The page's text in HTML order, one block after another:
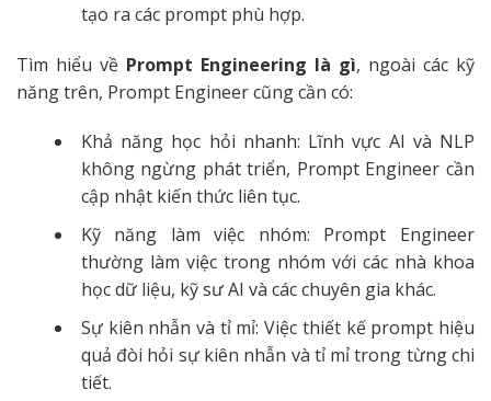
tạo ra các prompt phù hợp.
Tìm hiểu về Prompt Engineering là gì, ngoài các kỹ
năng trên, Prompt Engineer cũng cần có:
Khả năng học hỏi nhanh: Lĩnh vực AI và NLP
không ngừng phát triển, Prompt Engineer cần
cập nhật kiến thức liên tục.
Kỹ năng làm việc nhóm: Prompt Engineer
thường làm việc trong nhóm với các nhà khoa
học dữ liệu, kỹ sư AI và các chuyên gia khác.
Sự kiên nhẫn và tỉ mỉ: Việc thiết kế prompt hiệu
quả đòi hỏi sự kiên nhẫn và tỉ mỉ trong từng chi
tiết.